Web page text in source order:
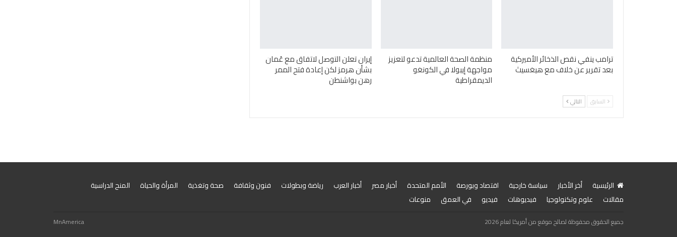
ترامب ينفي نقص الذخائر الأميركية
بعد تقرير عن خلاف مع هيغسيث
منظمة الصحة العالمية تدعو لتعزيز
مواجهة إيبولا في الكونغو
الديمقراطية
إيران تعلن التوصل لاتفاق مع عُمان
بشأن هرمز لكن إعادة فتح الممر
رهن بواشنطن
السابق التالي
الرئيسية أخر الأخبار سياسة خارجية اقتصاد وبورصة الأمم المتحدة أخبار مصر أخبار العرب رياضة وبطولات فنون وثقافة صحة وتغذية المرأة والحياة
المنح الدراسية
مقالات
علوم وتكنولوجيا فيديوهات فيديو في العمق منوعات
جميع الحقوق محفوظة لصالح موقع من أمريكا لعام 2026 MnAmerica